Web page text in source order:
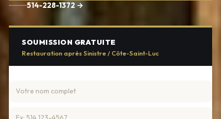
514-228-1372 →
SOUMISSION GRATUITE
Restauration après Sinistre / Côte-Saint-Luc